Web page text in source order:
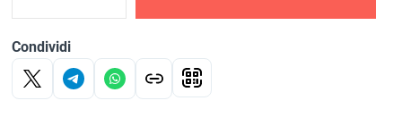
Condividi